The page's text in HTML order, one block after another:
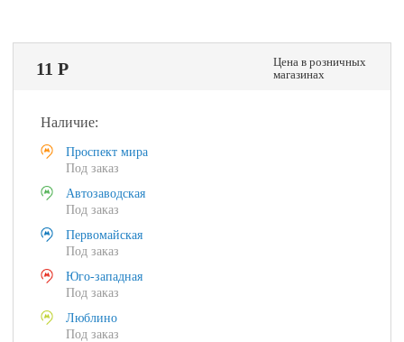
11 Р
Цена в розничных
магазинах
Наличие:
Проспект мира
Под заказ
Автозаводская
Под заказ
Первомайская
Под заказ
Юго-западная
Под заказ
Люблино
Под заказ